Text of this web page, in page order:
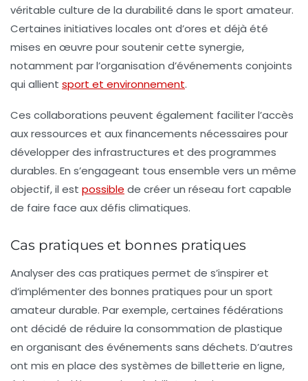
véritable culture de la durabilité dans le sport amateur.
Certaines initiatives locales ont d’ores et déjà été
mises en œuvre pour soutenir cette synergie,
notamment par l’organisation d’événements conjoints
qui allient sport et environnement.
Ces collaborations peuvent également faciliter l’accès
aux ressources et aux financements nécessaires pour
développer des infrastructures et des programmes
durables. En s’engageant tous ensemble vers un même
objectif, il est possible de créer un réseau fort capable
de faire face aux défis climatiques.
Cas pratiques et bonnes pratiques
Analyser des cas pratiques permet de s’inspirer et
d’implémenter des bonnes pratiques pour un sport
amateur durable. Par exemple, certaines fédérations
ont décidé de réduire la consommation de plastique
en organisant des événements sans déchets. D’autres
ont mis en place des systèmes de billetterie en ligne,